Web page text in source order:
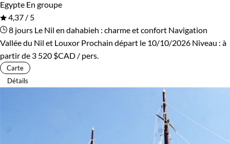
Egypte En groupe
4,37 / 5
8 jours Le Nil en dahabieh : charme et confort Navigation
Vallée du Nil et Louxor Prochain départ le 10/10/2026 Niveau : à
partir de 3 520 $CAD / pers.
Carte
Détails